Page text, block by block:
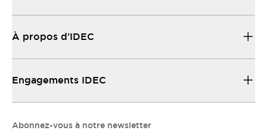
À propos d’IDEC
Engagements IDEC
Abonnez-vous à notre newsletter